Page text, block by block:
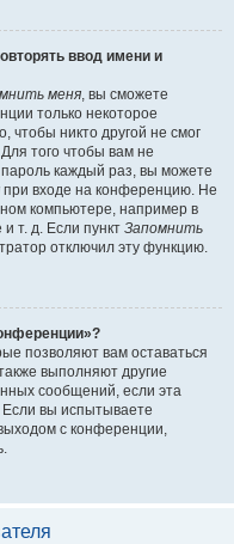
ввод имени и
меня, вы сможете
только некоторое
чтобы никто другой не смог
того чтобы вам не
каждый раз, вы можете
при входе на конференцию. Не
компьютере, например в
т. д. Если пункт Запомнить
отключил эту функцию.
позволяют вам оставаться
выполняют другие
сообщений, если эта
вы испытываете
с конференции,